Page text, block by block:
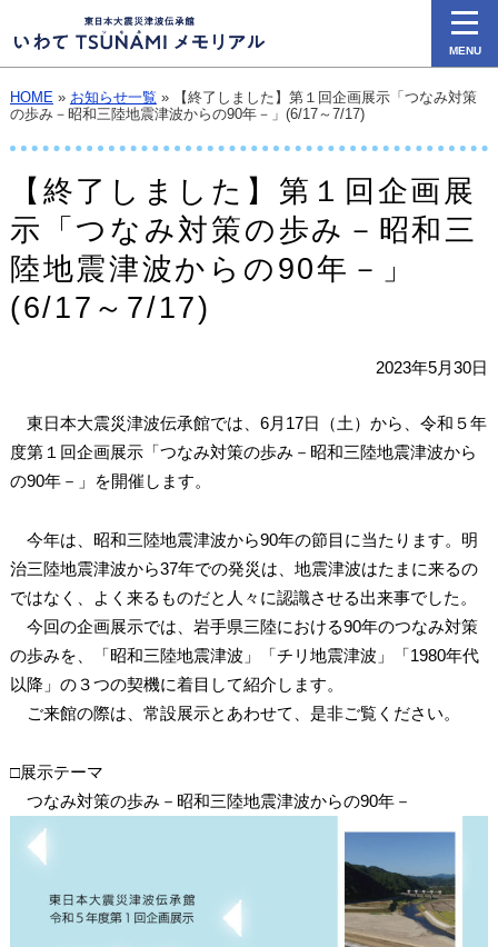
HOME» お知らせ一覧 » 【終了しました】第１回企画展示「つなみ対策
の歩み－昭和三陸地震津波からの90年－」(6/17～7/17)
【終了しました】第１回企画展
示「つなみ対策の歩み－昭和三
陸地震津波からの90年－」
(6/17～7/17)
2023年5月30日
東日本大震災津波伝承館では、6月17日（土）から、令和５年
度第１回企画展示「つなみ対策の歩み－昭和三陸地震津波から
の90年－」を開催します。
今年は、昭和三陸地震津波から90年の節目に当たります。明
治三陸地震津波から37年での発災は、地震津波はたまに来るの
ではなく、よく来るものだと人々に認識させる出来事でした。
今回の企画展示では、岩手県三陸における90年のつなみ対策
の歩みを、「昭和三陸地震津波」「チリ地震津波」「1980年代
以降」の３つの契機に着目して紹介します。
ご来館の際は、常設展示とあわせて、是非ご覧ください。
□展示テーマ
つなみ対策の歩み－昭和三陸地震津波からの90年－
MENU